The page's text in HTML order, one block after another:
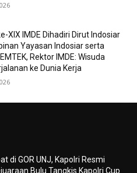
XIX IMDE Dihadiri Dirut Indosiar
Yayasan Indosiar serta
Rektor IMDE: Wisuda
ke Dunia Kerja
di GOR UNJ, Kapolri Resmi
Bulu Tangkis Kapolri Cup